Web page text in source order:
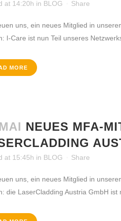
at 14:20h in BLOG Share
uns, ein neues Mitglied in
I-Care ist nun Teil unseres
MORE
NEUES MFA-
at 15:45h in BLOG Share
uns, ein neues Mitglied in
die LaserCladding Austria GmbH ist